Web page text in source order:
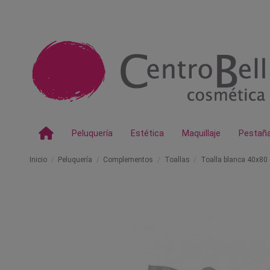
Peluquería Estética Maquillaje
Inicio Peluquería Complementos Toallas Toalla blanca 40x80